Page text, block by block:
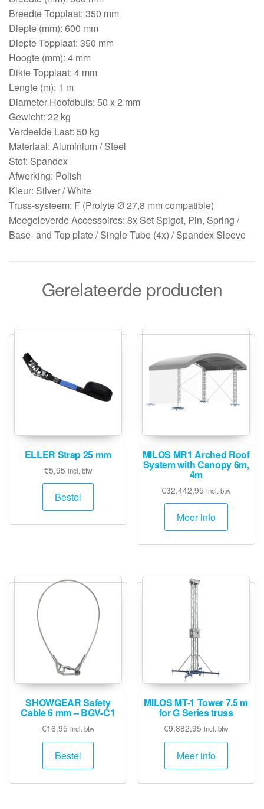
Breedte Topplaat: 350 mm
Diepte (mm): 600 mm
Diepte Topplaat: 350 mm
Hoogte (mm): 4 mm
Dikte Topplaat: 4 mm
Lengte (m): 1 m
Diameter Hoofdbuis: 50 x 2 mm
Gewicht: 22 kg
Verdeelde Last: 50 kg
Materiaal: Aluminium / Steel
Stof: Spandex
Afwerking: Polish
Kleur: Silver / White
Truss-systeem: F (Prolyte Ø 27,8 mm compatible)
Meegeleverde Accessoires: 8x Set Spigot, Pin, Spring /
Base- and Top plate / Single Tube (4x) / Spandex Sleeve
Gerelateerde producten
ELLER Strap 25 mm
€5,95 incl. btw
Bestel
MILOS MR1 Arched Roof
System with Canopy 6m,
4m
€32.442,95 incl. btw
Meer info
SHOWGEAR Safety
Cable 6 mm – BGV-C1
€16,95 incl. btw
Bestel
MILOS MT-1 Tower 7.5 m
for G Series truss
€9.882,95 incl. btw
Meer info